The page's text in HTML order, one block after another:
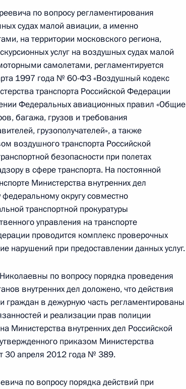
по итогам личного приёма в режиме видео-
края, проведённого по поручению
Управления Президента
сотрудничеству
Независимых Государств, Республикой
Говоруном в Приёмной Президента
в Москве 22 апреля 2016 года
данного по итогам личного приёма
Алтайского края, проведённого
экономическому сотрудничеству
Независимых Государств, Республикой
Говоруном в Приёмной Президента
в Москве 22 апреля 2016 года
по вопросу регламентирования
судах малой авиации, а именно
на территории московского региона,
услуг на воздушных судах малой
самолетами, регламентируется
1997 года № 60-ФЗ «Воздушный кодекс
транспорта Российской Федерации
Федеральных авиационных правил «Общие
багажа, грузов и требования
грузополучателей», а также
воздушного транспорта Российской
безопасности при полетах
в сфере транспорта. На постоянной
Министерства внутренних дел
округу совместно
транспортной прокуратуры
управления на транспорте
проводится комплекс проверочных
нарушений при предоставлении данных услуг.
по вопросу порядка проведения
внутренних дел доложено, что действия
граждан в дежурную часть регламентированы
и реализации прав полиции
Министерства внутренних дел Российской
приказом Министерства
30 апреля 2012 года № 389.
по вопросу порядка действий при